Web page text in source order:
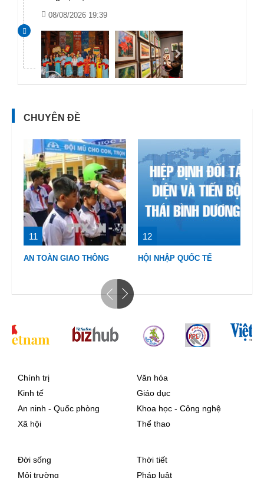
08/08/2026 19:39
CHUYÊN ĐỀ
11
AN TOÀN GIAO THÔNG
12
HỘI NHẬP QUỐC TẾ
Chính trị
Kinh tế
An ninh - Quốc phòng
Xã hội
Văn hóa
Giáo dục
Khoa học - Công nghệ
Thể thao
Đời sống
Môi trường
Thời tiết
Pháp luật